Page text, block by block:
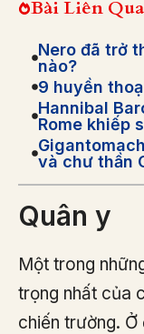
Bài Liên
Nero đã trở
nào?
9 huyền
Hannibal
Rome khiếp
và chư thần
Quân y
Một trong
trọng nhất của
chiến trường. Ở